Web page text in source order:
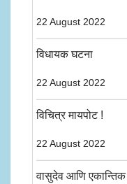
22 August 2022
विधायक घटना
22 August 2022
विचित्र मायपोट !
22 August 2022
वासुदेव आणि एकान्तिक